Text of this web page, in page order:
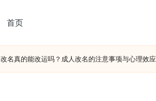
首页
改名真的能改运吗？成人改名的注意事项与心理效应